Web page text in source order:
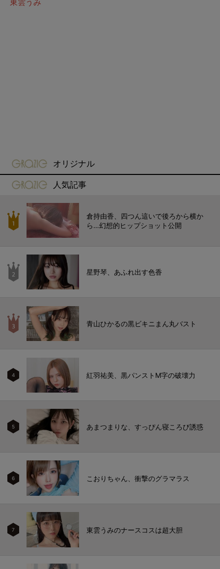
gravure-grazie
オリジナル
gravure-grazie
人気記事
倉持由香、四つん這いで後ろから横か
ら…幻想的ヒップショット公開
星野琴、あふれ出す色香
青山ひかるの黒ビキニまん丸バスト
4 紅羽祐美、黒パンストM字の破壊力
5 あまつまりな、すっぴん寝ころび誘惑
6 こおりちゃん、衝撃のグラマラス
7 東雲うみのナースコスは超大胆